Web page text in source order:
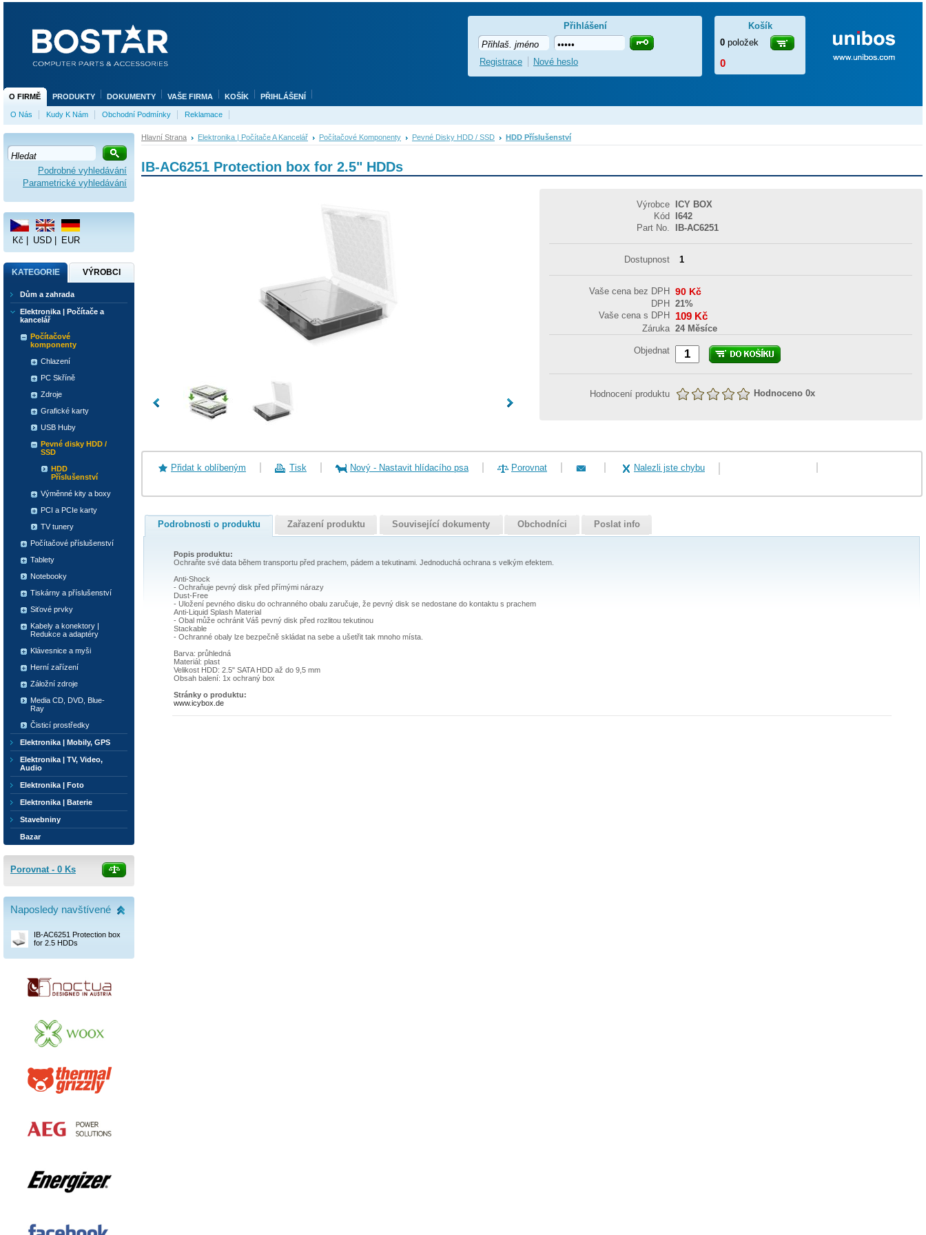
Hlavní Strana Elektronika | Počítače A Kancelář Počítačové Komponenty Pevné Disky HDD / SSD HDD Příslušenství
IB-AC6251 Protection box for 2.5" HDDs
Výrobce
ICY BOX
Kód
I642
Part No.
IB-AC6251
Dostupnost 1
Vaše cena bez DPH 90 Kč
DPH
21%
Vaše cena s DPH
109 Kč
Záruka 24 Měsíce
Objednat
Hodnocení produktu Hodnoceno 0x
Přidat k oblíbeným Tisk Nový - Nastavit hlídacího psa Porovnat Nalezli jste chybu
Podrobnosti o produktu Zařazení produktu Související dokumenty Obchodníci Poslat info
Popis produktu:
Ochraňte své data během transportu před prachem, pádem a tekutinami. Jednoduchá ochrana s velkým efektem.
Anti-Shock
- Ochraňuje pevný disk před přímými nárazy
Dust-Free
- Uložení pevného disku do ochranného obalu zaručuje, že pevný disk se nedostane do kontaktu s prachem
Anti-Liquid Splash Material
- Obal může ochránit Váš pevný disk před rozlitou tekutinou
Stackable
- Ochranné obaly lze bezpečně skládat na sebe a ušetřit tak mnoho místa.
Barva: průhledná
Materiál: plast
Velikost HDD: 2.5" SATA HDD až do 9,5 mm
Obsah balení: 1x ochraný box
Stránky o produktu:
www.icybox.de
Podrobné vyhledávání
Parametrické vyhledávání
Kč USD EUR
KATEGORIE VÝROBCI
Dům a zahrada
Elektronika | Počítače a
kancelář
Počítačové
komponenty
Chlazení
PC Skříně
Zdroje
Grafické karty
USB Huby
Pevné disky HDD /
SSD
HDD
Příslušenství
Výměnné kity a boxy
PCI a PCIe karty
TV tunery
Počítačové příslušenství
Tablety
Notebooky
Tiskárny a příslušenství
Siťové prvky
Kabely a konektory |
Redukce a adaptéry
Klávesnice a myši
Herní zařízení
Záložní zdroje
Media CD, DVD, Blue-
Ray
Čisticí prostředky
Elektronika | Mobily, GPS
Elektronika | TV, Video,
Audio
Elektronika | Foto
Elektronika | Baterie
Stavebniny
Bazar
Porovnat - 0 Ks
Naposledy navštívené
IB-AC6251 Protection box
for 2.5 HDDs
O FIRMĚ PRODUKTY DOKUMENTY VAŠE FIRMA KOŠÍK PŘIHLÁŠENÍ
O Nás Kudy K Nám Obchodní Podmínky Reklamace
Košík
0 položek
0
Přihlášení
Registrace Nové heslo